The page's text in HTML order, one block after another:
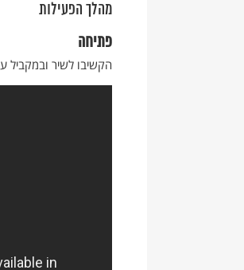
מהלך הפעילות
פתיחה
הקשיבו לשיר ובמקביל